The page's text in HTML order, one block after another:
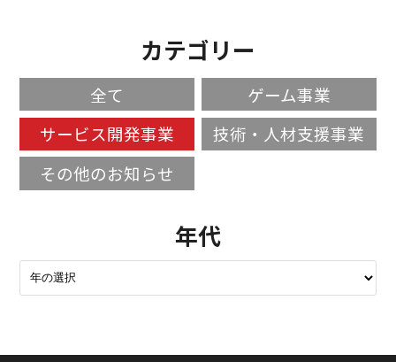
カテゴリー
全て
ゲーム事業
サービス開発事業
技術・人材支援事業
その他のお知らせ
年代